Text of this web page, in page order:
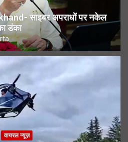
साइबर अपराधों पर नकेल
डंका
वायरल न्यूज़